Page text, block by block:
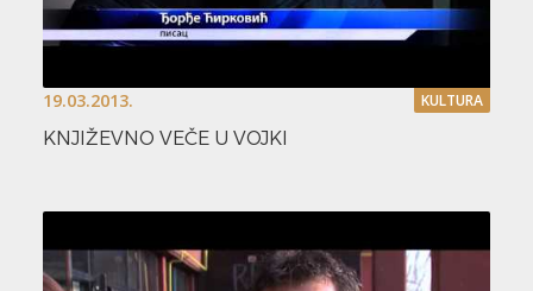
19.03.2013. KULTURA
KNJIŽEVNO VEČE U VOJKI